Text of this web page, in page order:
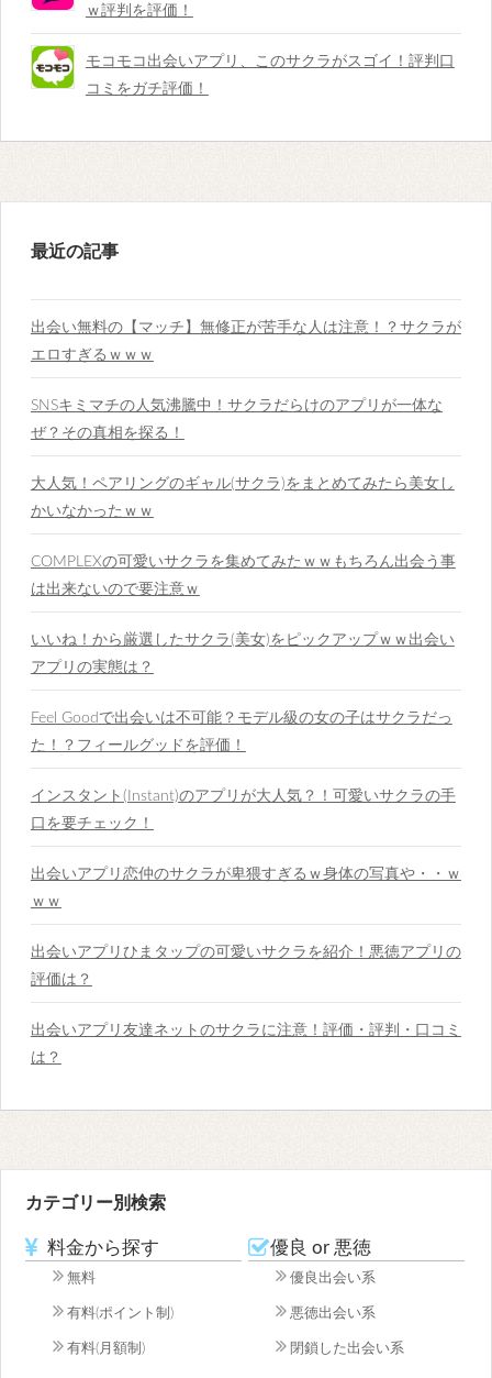
ｗ評判を評価！
モコモコ出会いアプリ、このサクラがスゴイ！評判口
コミをガチ評価！
最近の記事
出会い無料の【マッチ】無修正が苦手な人は注意！？サクラが
エロすぎるｗｗｗ
SNSキミマチの人気沸騰中！サクラだらけのアプリが一体な
ぜ？その真相を探る！
大人気！ペアリングのギャル(サクラ)をまとめてみたら美女し
かいなかったｗｗ
COMPLEXの可愛いサクラを集めてみたｗｗもちろん出会う事
は出来ないので要注意ｗ
いいね！から厳選したサクラ(美女)をピックアップｗｗ出会い
アプリの実態は？
Feel Goodで出会いは不可能？モデル級の女の子はサクラだっ
た！？フィールグッドを評価！
インスタント(Instant)のアプリが大人気？！可愛いサクラの手
口を要チェック！
出会いアプリ恋仲のサクラが卑猥すぎるｗ身体の写真や・・ｗ
ｗｗ
出会いアプリひまタップの可愛いサクラを紹介！悪徳アプリの
評価は？
出会いアプリ友達ネットのサクラに注意！評価・評判・口コミ
は？
カテゴリー別検索
料金から探す
無料
有料(ポイント制)
有料(月額制)
優良 or 悪徳
優良出会い系
悪徳出会い系
閉鎖した出会い系